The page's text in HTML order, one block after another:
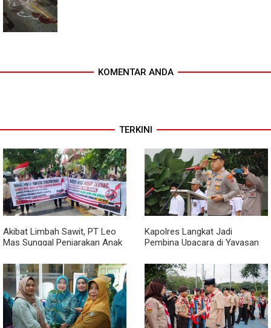
KOMENTAR ANDA
TERKINI
Akibat Limbah Sawit, PT Leo
Mas Sunggal Penjarakan Anak
Kapolres Langkat Jadi
Pembina Upacara di Yayasan
Rahman, Berikan Motivasi dan
Edukasi Kamtibmas kepada
Pelajar